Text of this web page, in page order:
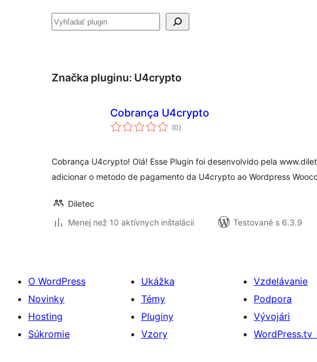
Hľadať
Značka pluginu: U4crypto
Cobrança U4crypto
(0celkové
hodnotenie
)
Cobrança U4crypto! Olá! Esse Plugin foi desenvolvido pela
adicionar o metodo de pagamento da U4crypto ao Wordpress
Diletec
Menej než 10 aktívnych inštalácií
Testované s 6.3.9
O WordPress
Novinky
Hosting
Súkromie
Ukážka
Témy
Pluginy
Vzory
Vzdelávanie
Podpora
Vývojári
WordPress.tv